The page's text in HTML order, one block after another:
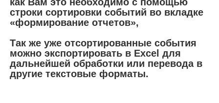
как Вам это необходимо с помощью
строки сортировки событий во вкладке
«формирование отчетов»,
Так же уже отсортированные события
можно экспортировать в Excel для
дальнейшей обработки или перевода в
другие текстовые форматы.